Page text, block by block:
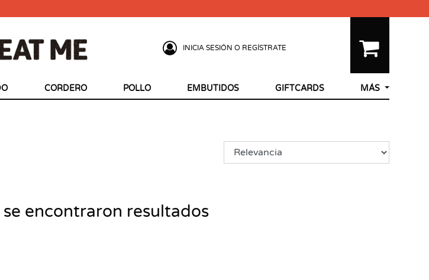
INICIA SESIÓN O REGÍSTRATE
CORDERO POLLO EMBUTIDOS GIFTCARDS MÁS
se encontraron resultados